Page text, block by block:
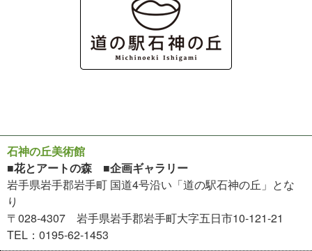
石神の丘美術館
■花とアートの森 ■企画ギャラリー
岩手県岩手郡岩手町 国道4号沿い「道の駅石神の丘」とな
り
〒028-4307 岩手県岩手郡岩手町大字五日市10-121-21
TEL：0195-62-1453